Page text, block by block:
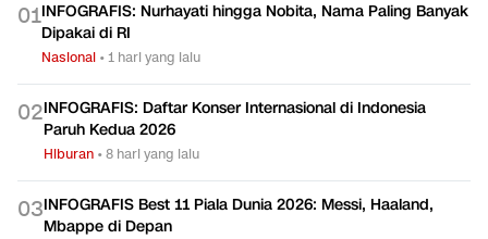
01INFOGRAFIS: Nurhayati hingga Nobita, Nama Paling Banyak
Dipakai di RI
Nasional •1 hari yang lalu
02INFOGRAFIS: Daftar Konser Internasional di Indonesia
Paruh Kedua 2026
Hiburan •8 hari yang lalu
03INFOGRAFIS Best 11 Piala Dunia 2026: Messi, Haaland,
Mbappe di Depan